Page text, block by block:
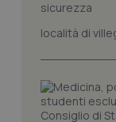
località di